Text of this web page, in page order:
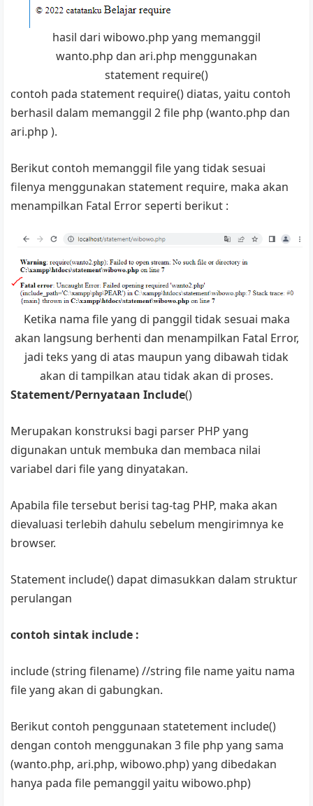
hasil dari wibowo.php yang memanggil
wanto.php dan ari.php menggunakan
statement require()
contoh pada statement require() diatas, yaitu contoh
berhasil dalam memanggil 2 file php (wanto.php dan
ari.php ).
Berikut contoh memanggil file yang tidak sesuai
filenya menggunakan statement require, maka akan
menampilkan Fatal Error seperti berikut :
Ketika nama file yang di panggil tidak sesuai maka
akan langsung berhenti dan menampilkan Fatal Error,
jadi teks yang di atas maupun yang dibawah tidak
akan di tampilkan atau tidak akan di proses.
Statement/Pernyataan Include()
Merupakan konstruksi bagi parser PHP yang
digunakan untuk membuka dan membaca nilai
variabel dari file yang dinyatakan.
Apabila file tersebut berisi tag-tag PHP, maka akan
dievaluasi terlebih dahulu sebelum mengirimnya ke
browser.
Statement include() dapat dimasukkan dalam struktur
perulangan
contoh sintak include :
include (string filename) //string file name yaitu nama
file yang akan di gabungkan.
Berikut contoh penggunaan statetement include()
dengan contoh menggunakan 3 file php yang sama
(wanto.php, ari.php, wibowo.php) yang dibedakan
hanya pada file pemanggil yaitu wibowo.php)